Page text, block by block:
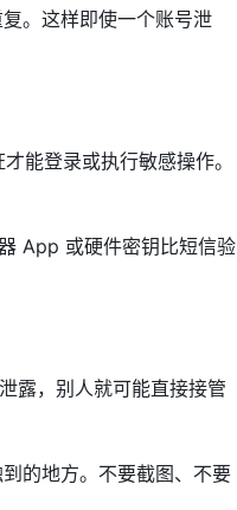
。这样即使一个账号泄
能登录或执行敏感操作。
App 或硬件密钥比短信验
露，别人就可能直接接管
的地方。不要截图、不要